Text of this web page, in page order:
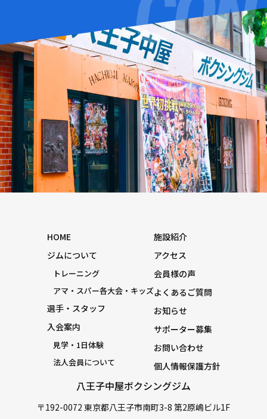
八王子中屋ボクシングジム
〒192-0072 東京都八王子市南町3-8 第2原嶋ビル1F
HOME
ジムについて
トレーニング
アマ・スパー各大会・キッズ
選手・スタッフ
入会案内
見学・1日体験
法人会員について
施設紹介
アクセス
会員様の声
よくあるご質問
お知らせ
サポーター募集
お問い合わせ
個人情報保護方針